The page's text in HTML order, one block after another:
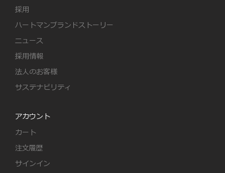
採用
ハートマンブランドストーリー
ニュース
採用情報
法人のお客様
サステナビリティ
アカウント
カート
注文履歴
サインイン